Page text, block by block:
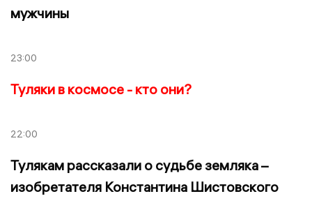
мужчины
23:00
Туляки в космосе - кто они?
22:00
Тулякам рассказали о судьбе земляка –
изобретателя Константина Шистовского